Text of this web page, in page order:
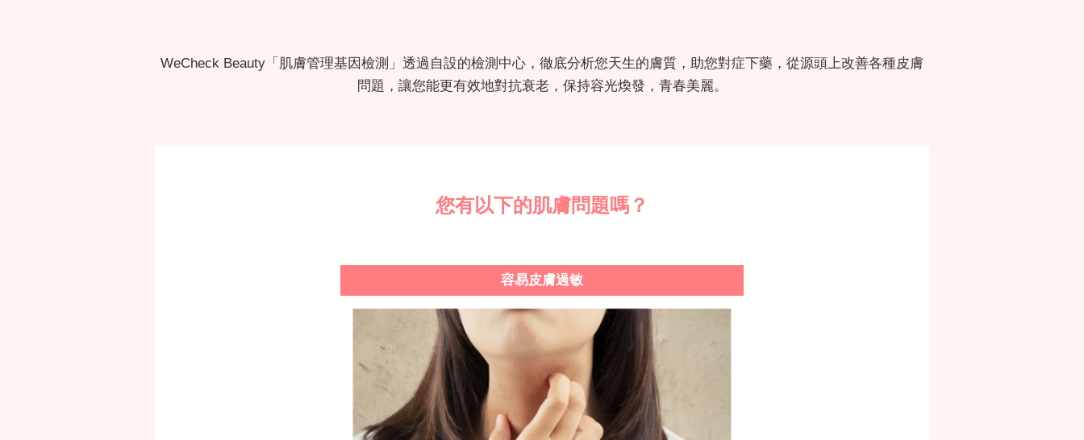
WeCheck Beauty「肌膚管理基因檢測」透過自設的檢測中心，徹底分析您天生的膚質，助您對症下藥，從源頭上改善各種皮膚
問題，讓您能更有效地對抗衰老，保持容光煥發，青春美麗。
您有以下的肌膚問題嗎？
容易皮膚過敏